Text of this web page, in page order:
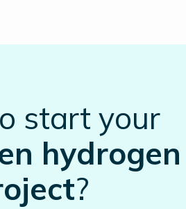
start your
hydrogen
?